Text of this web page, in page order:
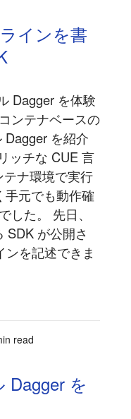
インを書
Dagger を体験
ンテナベースの
Dagger を紹介
ッチな CUE 言
ナ環境で実行
手元でも動作確
した。 先日、
SDK が公開さ
を記述できま
read
Dagger を